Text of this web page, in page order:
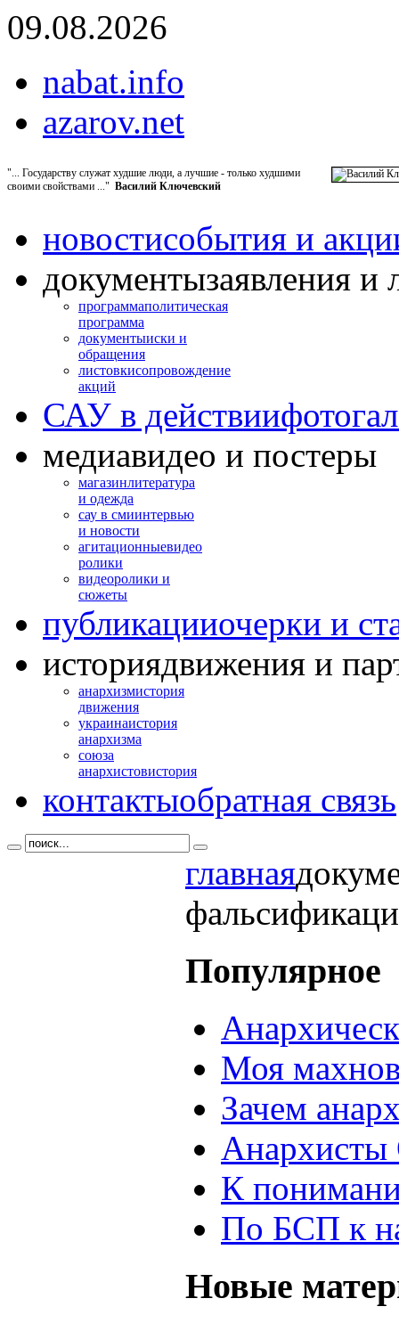
09.08.2026
nabat.info
azarov.net
"... Государству служат худшие люди, а лучшие - только худшими
своими свойствами ..." Василий Ключевский
новостисобытия и
документызаявления и
программаполитическая
программа
документыиски и
обращения
листовкисопровождение
акций
САУ в действии
медиавидео и постеры
магазинлитература
и одежда
сау в смиинтервью
и новости
агитационныевидео
ролики
видеоролики и
сюжеты
публикацииочерки и
историядвижения и
анархизмистория
движения
украинаистория
анархизма
союза
анархистовистория
контактыобратная связь
главная
Популярное
Моя
Зачем
Анархисты
К
По БСП к
Новые